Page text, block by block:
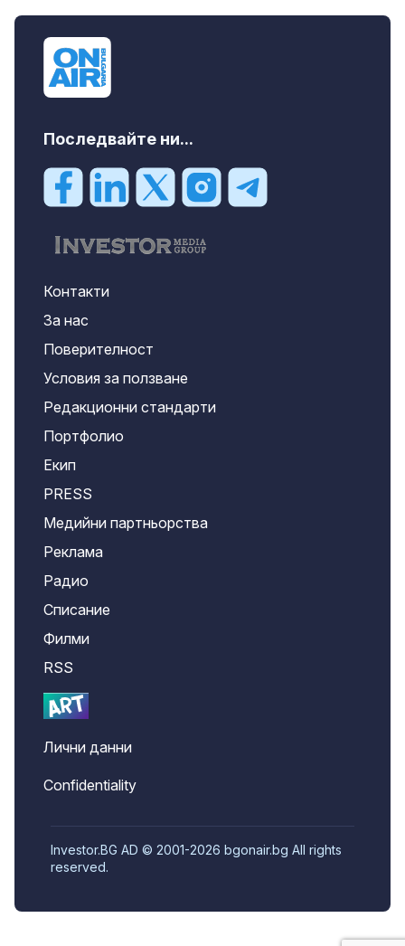
Последвайте ни...
Контакти
За нас
Поверителност
Условия за ползване
Редакционни стандарти
Портфолио
Екип
PRESS
Медийни партньорства
Реклама
Радио
Списание
Филми
RSS
Лични данни
Confidentiality
Investor.BG AD © 2001-2026 bgonair.bg All rights
reserved.